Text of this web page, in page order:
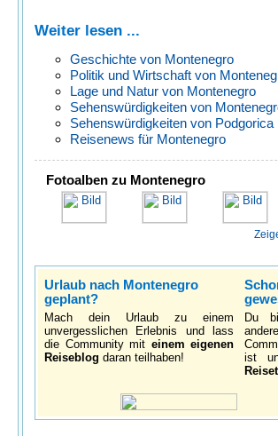
Weiter lesen ...
Geschichte von Montenegro
Politik und Wirtschaft von
Lage und Natur von Montenegro
Sehenswürdigkeiten von
Sehenswürdigkeiten von Podgorica
Reisenews für Montenegro
Fotoalben zu Montenegro
Urlaub nach Montenegro
geplant?
Mach dein Urlaub zu einem
unvergesslichen Erlebnis und lass
die Community mit einem eigenen
Reiseblog daran teilhaben!
Du
ist